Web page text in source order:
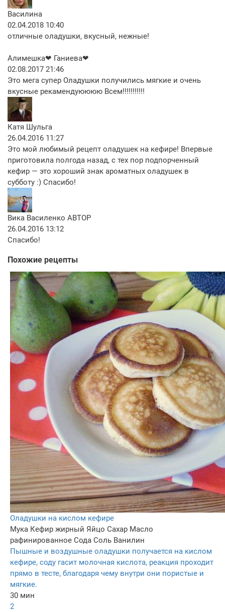
Василина
02.04.2018 10:40
отличные оладушки, вкусный, нежные!
Алимешка❤ Ганиева❤
02.08.2017 21:46
Это мега супер Оладушки получились мягкие и очень
вкусные рекамендуюююю Всем!!!!!!!!!!!
Катя Шульга
26.04.2016 11:27
Это мой любимый рецепт оладушек на кефире! Впервые
приготовила полгода назад, с тех пор подпорченный
кефир — это хороший знак ароматных оладушек в
субботу :) Спасибо!
Вика Василенко АВТОР
26.04.2016 13:12
Спасибо!
Похожие рецепты
Оладушки на кислом кефире
Мука Кефир жирный Яйцо Сахар Масло
рафинированное Сода Соль Ванилин
Пышные и воздушные оладушки получается на кислом
кефире, соду гасит молочная кислота, реакция проходит
прямо в тесте, благодаря чему внутри они пористые и
мягкие.
30 мин
2